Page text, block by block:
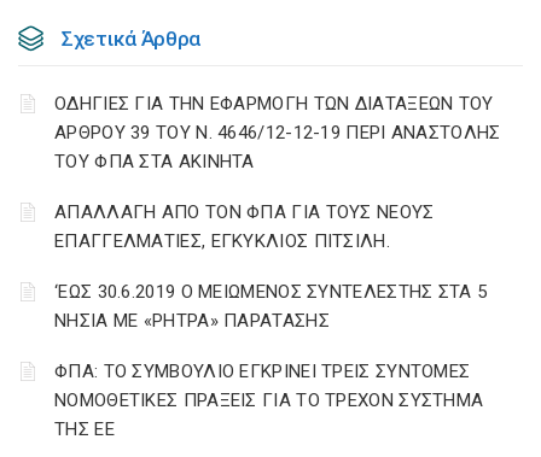
Σχετικά Άρθρα
ΟΔΗΓΙΕΣ ΓΙΑ ΤΗΝ ΕΦΑΡΜΟΓΗ ΤΩΝ ΔΙΑΤΑΞΕΩΝ ΤΟΥ
ΑΡΘΡΟΥ 39 ΤΟΥ Ν. 4646/12-12-19 ΠΕΡΙ ΑΝΑΣΤΟΛΗΣ
ΤΟΥ ΦΠΑ ΣΤΑ ΑΚΙΝΗΤΑ
ΑΠΑΛΛΑΓΗ ΑΠΟ ΤΟΝ ΦΠΑ ΓΙΑ ΤΟΥΣ ΝΕΟΥΣ
ΕΠΑΓΓΕΛΜΑΤΙΕΣ, ΕΓΚΥΚΛΙΟΣ ΠΙΤΣΙΛΗ.
‘ΕΩΣ 30.6.2019 Ο ΜΕΙΩΜΕΝΟΣ ΣΥΝΤΕΛΕΣΤΗΣ ΣΤΑ 5
ΝΗΣΙΑ ΜΕ «ΡΗΤΡΑ» ΠΑΡΑΤΑΣΗΣ
ΦΠΑ: ΤΟ ΣΥΜΒΟΥΛΙΟ ΕΓΚΡΙΝΕΙ ΤΡΕΙΣ ΣΥΝΤΟΜΕΣ
ΝΟΜΟΘΕΤΙΚΕΣ ΠΡΑΞΕΙΣ ΓΙΑ ΤΟ ΤΡΕΧΟΝ ΣΥΣΤΗΜΑ
ΤΗΣ ΕΕ